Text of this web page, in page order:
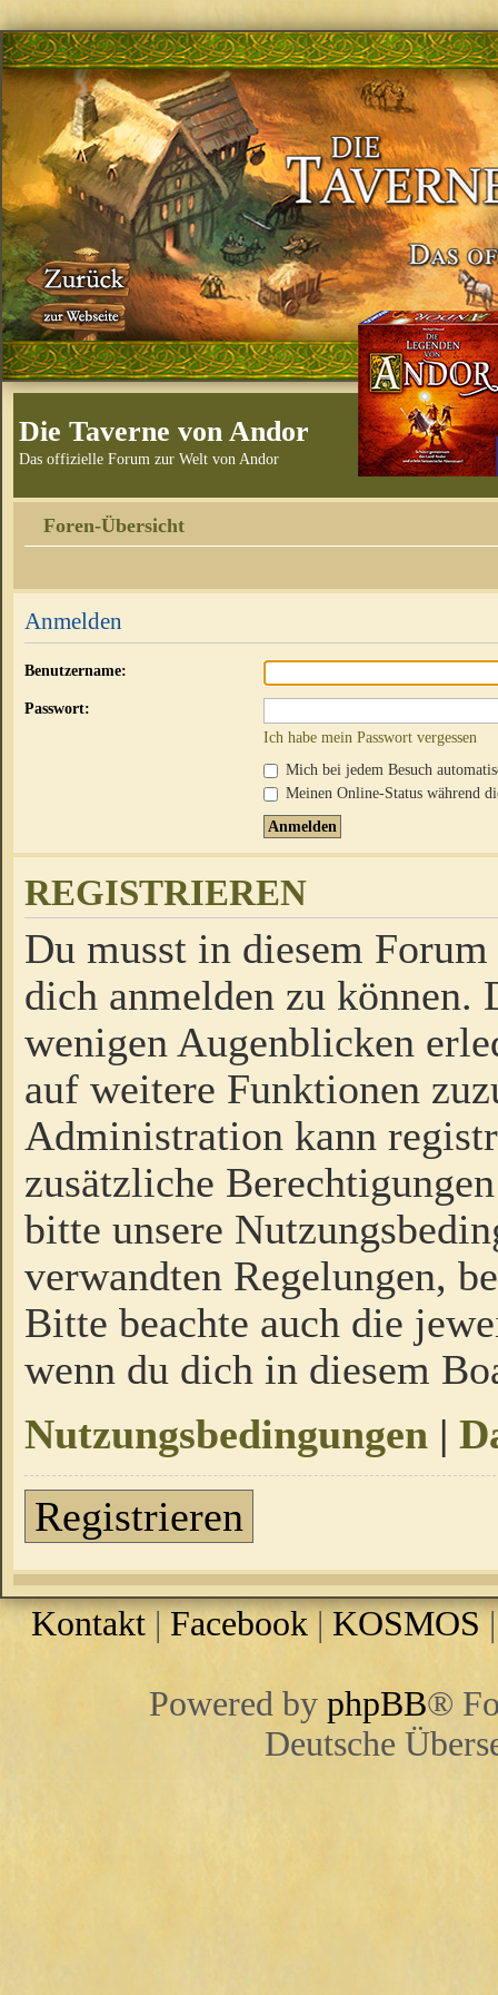
Die Taverne von Andor
Das offizielle Forum zur Welt von Andor
Foren-Übersicht
Anmelden
Benutzername:
Passwort:
Ich habe mein Passwort vergessen
Mich bei jedem Besuch
Meinen Online-Status während
REGISTRIEREN
Du musst in diesem
dich anmelden zu
wenigen Augenblicken
auf weitere Funktionen
Administration kann
zusätzliche
bitte unsere
verwandten Regelungen,
Bitte beachte auch die
wenn du dich in diesem
Nutzungsbedingungen |
Registrieren
Kontakt | Facebook |KOSMOS
Powered by phpBB®
Deutsche